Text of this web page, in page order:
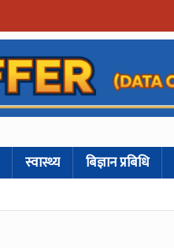
स्वास्थ्य बिज्ञान प्रबिधि